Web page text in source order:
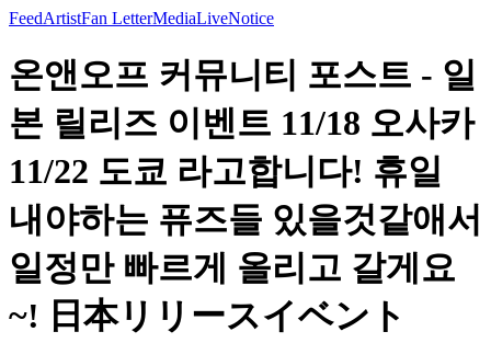
FeedArtistFan LetterMediaLiveNotice
온앤오프 커뮤니티 포스트 - 일
본 릴리즈 이벤트 11/18 오사카
11/22 도쿄 라고합니다! 휴일
내야하는 퓨즈들 있을것같애서
일정만 빠르게 올리고 갈게요
~! 日本リリースイベント